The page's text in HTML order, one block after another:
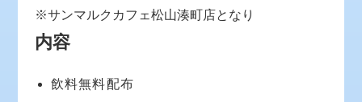
※サンマルクカフェ松山湊町店となり
内容
飲料無料配布